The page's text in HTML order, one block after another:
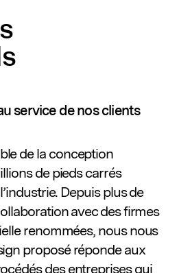
service de nos clients
de la conception
de pieds carrés
Depuis plus de
avec des firmes
renommées, nous nous
proposé réponde aux
des entreprises qui